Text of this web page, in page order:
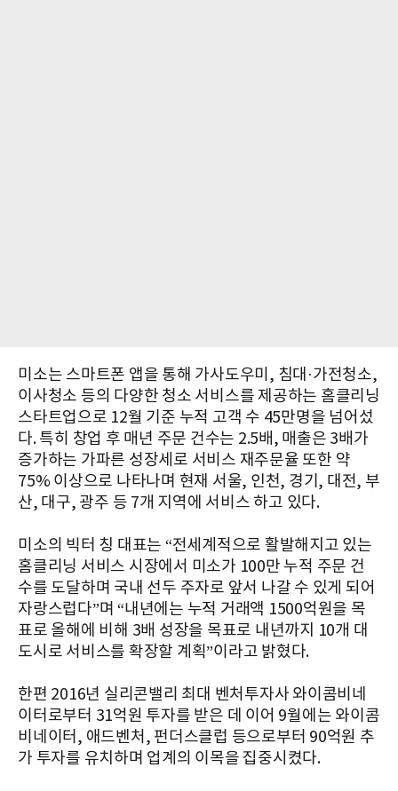
미소는 스마트폰 앱을 통해 가사도우미, 침대·가전청소,
이사청소 등의 다양한 청소 서비스를 제공하는 홈클리닝
스타트업으로 12월 기준 누적 고객 수 45만명을 넘어섰
다. 특히 창업 후 매년 주문 건수는 2.5배, 매출은 3배가
증가하는 가파른 성장세로 서비스 재주문율 또한 약
75% 이상으로 나타나며 현재 서울, 인천, 경기, 대전, 부
산, 대구, 광주 등 7개 지역에 서비스 하고 있다.
미소의 빅터 칭 대표는 “전세계적으로 활발해지고 있는
홈클리닝 서비스 시장에서 미소가 100만 누적 주문 건
수를 도달하며 국내 선두 주자로 앞서 나갈 수 있게 되어
자랑스럽다”며 “내년에는 누적 거래액 1500억원을 목
표로 올해에 비해 3배 성장을 목표로 내년까지 10개 대
도시로 서비스를 확장할 계획”이라고 밝혔다.
한편 2016년 실리콘밸리 최대 벤처투자사 와이콤비네
이터로부터 31억원 투자를 받은 데 이어 9월에는 와이콤
비네이터, 애드벤처, 펀더스클럽 등으로부터 90억원 추
가 투자를 유치하며 업계의 이목을 집중시켰다.